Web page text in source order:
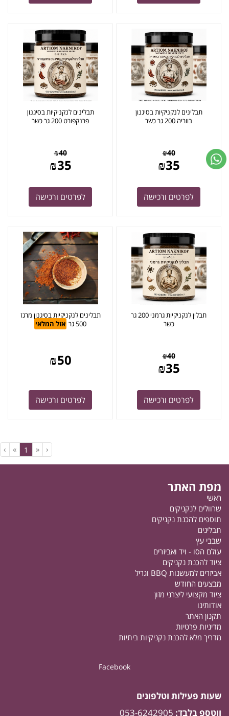
תבלינים לנקניקיות בסיגנון
בווריה 200 גר כשר
₪40
₪35
לפרטים ורכישה
תבלינים לנקניקיות בסיגנון
פרנקפורט 200 גר כשר
₪40
₪35
לפרטים ורכישה
תבלין לנקניקיות גרמני 200 גר
כשר
₪40
₪35
לפרטים ורכישה
תבלינים לנקניקיות בסיגנון מרגז
500 גר
אזל המלאי
₪50
לפרטים ורכישה
‹
«
1
»
›
מפת האתר
ראשי
שרוולים לנקניקים
תוספים להכנת נקניקים
תבלינים
שבבי עץ
עולם הסו - ויד ואביזרים
ציוד להכנת נקניקים
אביזרים למעשנות BBQ וגריל
מבצעים החודש
ציוד מקצועי ליצרני מזון
אודותינו
תקנון האתר
מדיניות פרטיות
מדריך מלא להכנת נקניקיות ביתיות
Facebook
שעות פעילות וטלפונים
ווטספ בלבד: 053-6242905